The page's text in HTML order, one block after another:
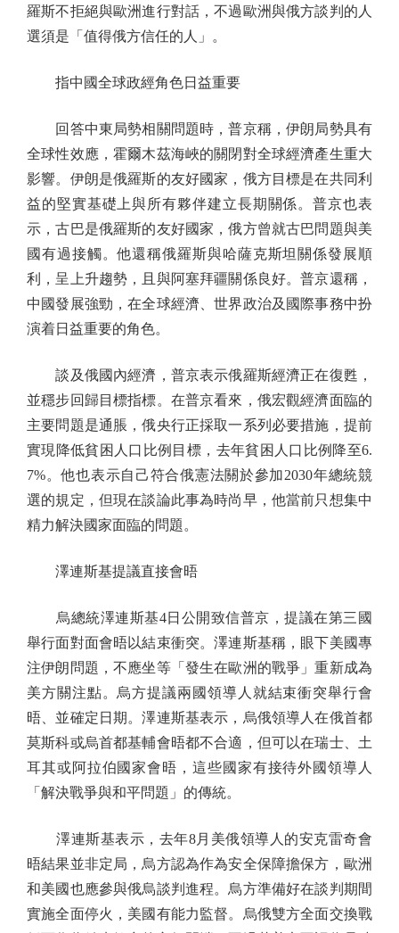
羅斯不拒絕與歐洲進行對話，不過歐洲與俄方談判的人
選須是「值得俄方信任的人」。
指中國全球政經角色日益重要
回答中東局勢相關問題時，普京稱，伊朗局勢具有
全球性效應，霍爾木茲海峽的關閉對全球經濟產生重大
影響。伊朗是俄羅斯的友好國家，俄方目標是在共同利
益的堅實基礎上與所有夥伴建立長期關係。普京也表
示，古巴是俄羅斯的友好國家，俄方曾就古巴問題與美
國有過接觸。他還稱俄羅斯與哈薩克斯坦關係發展順
利，呈上升趨勢，且與阿塞拜疆關係良好。普京還稱，
中國發展強勁，在全球經濟、世界政治及國際事務中扮
演着日益重要的角色。
談及俄國內經濟，普京表示俄羅斯經濟正在復甦，
並穩步回歸目標指標。在普京看來，俄宏觀經濟面臨的
主要問題是通脹，俄央行正採取一系列必要措施，提前
實現降低貧困人口比例目標，去年貧困人口比例降至6.
7%。他也表示自己符合俄憲法關於參加2030年總統競
選的規定，但現在談論此事為時尚早，他當前只想集中
精力解決國家面臨的問題。
澤連斯基提議直接會晤
烏總統澤連斯基4日公開致信普京，提議在第三國
舉行面對面會晤以結束衝突。澤連斯基稱，眼下美國專
注伊朗問題，不應坐等「發生在歐洲的戰爭」重新成為
美方關注點。烏方提議兩國領導人就結束衝突舉行會
晤、並確定日期。澤連斯基表示，烏俄領導人在俄首都
莫斯科或烏首都基輔會晤都不合適，但可以在瑞士、土
耳其或阿拉伯國家會晤，這些國家有接待外國領導人
「解決戰爭與和平問題」的傳統。
澤連斯基表示，去年8月美俄領導人的安克雷奇會
晤結果並非定局，烏方認為作為安全保障擔保方，歐洲
和美國也應參與俄烏談判進程。烏方準備好在談判期間
實施全面停火，美國有能力監督。烏俄雙方全面交換戰